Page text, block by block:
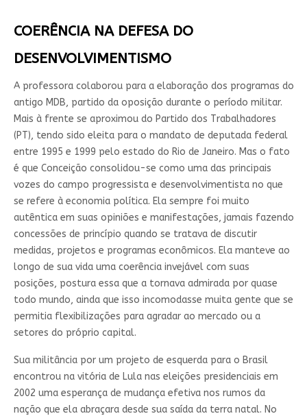
COERÊNCIA NA DEFESA DO
DESENVOLVIMENTISMO
A professora colaborou para a elaboração dos programas do
antigo MDB, partido da oposição durante o período militar.
Mais à frente se aproximou do Partido dos Trabalhadores
(PT), tendo sido eleita para o mandato de deputada federal
entre 1995 e 1999 pelo estado do Rio de Janeiro. Mas o fato
é que Conceição consolidou-se como uma das principais
vozes do campo progressista e desenvolvimentista no que
se refere à economia política. Ela sempre foi muito
autêntica em suas opiniões e manifestações, jamais fazendo
concessões de princípio quando se tratava de discutir
medidas, projetos e programas econômicos. Ela manteve ao
longo de sua vida uma coerência invejável com suas
posições, postura essa que a tornava admirada por quase
todo mundo, ainda que isso incomodasse muita gente que se
permitia flexibilizações para agradar ao mercado ou a
setores do próprio capital.
Sua militância por um projeto de esquerda para o Brasil
encontrou na vitória de Lula nas eleições presidenciais em
2002 uma esperança de mudança efetiva nos rumos da
nação que ela abraçara desde sua saída da terra natal. No